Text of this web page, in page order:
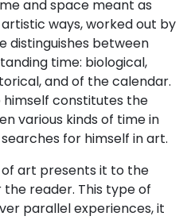
and space meant as
ways, worked out by
distinguishes between
time: biological,
and of the calendar.
himself constitutes the
various kinds of time in
for himself in art.
art presents it to the
reader. This type of
parallel experiences, it